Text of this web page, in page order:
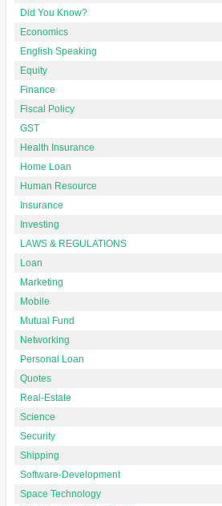
Did You Know?
Economics
English Speaking
Equity
Finance
Fiscal Policy
GST
Health Insurance
Home Loan
Human Resource
Insurance
Investing
LAWS & REGULATIONS
Loan
Marketing
Mobile
Mutual Fund
Networking
Personal Loan
Quotes
Real-Estate
Science
Security
Shipping
Software-Development
Space Technology